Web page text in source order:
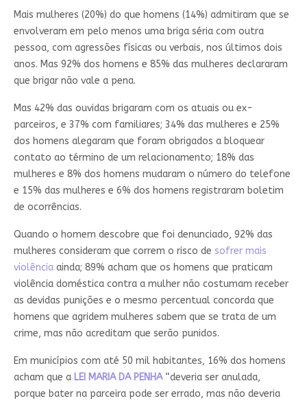
Mais mulheres (20%) do que homens (14%) admitiram que se
envolveram em pelo menos uma briga séria com outra
pessoa, com agressões físicas ou verbais, nos últimos dois
anos. Mas 92% dos homens e 85% das mulheres declararam
que brigar não vale a pena.
Mas 42% das ouvidas brigaram com os atuais ou ex-
parceiros, e 37% com familiares; 34% das mulheres e 25%
dos homens alegaram que foram obrigados a bloquear
contato ao término de um relacionamento; 18% das
mulheres e 8% dos homens mudaram o número do telefone
e 15% das mulheres e 6% dos homens registraram boletim
de ocorrências.
Quando o homem descobre que foi denunciado, 92% das
mulheres consideram que correm o risco de sofrer mais
violênciaainda; 89% acham que os homens que praticam
violência doméstica contra a mulher não costumam receber
as devidas punições e o mesmo percentual concorda que
homens que agridem mulheres sabem que se trata de um
crime, mas não acreditam que serão punidos.
Em municípios com até 50 mil habitantes, 16% dos homens
acham que a LEI MARIA DA PENHA“deveria ser anulada,
porque bater na parceira pode ser errado, mas não deveria